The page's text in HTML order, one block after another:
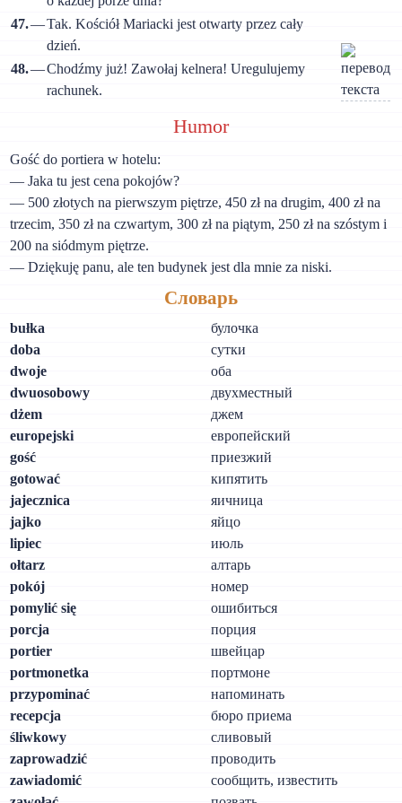
47.—Tak. Kościół Mariacki jest otwarty przez cały
dzień.
48.—Chodźmy już! Zawołaj kelnera! Uregulujemy
rachunek.
Humor
Gość do portiera w hotelu:
— Jaka tu jest cena pokojów?
— 500 złotych na pierwszym piętrze, 450 zł na drugim, 400 zł na
trzecim, 350 zł na czwartym, 300 zł na piątym, 250 zł na szóstym i
200 na siódmym piętrze.
— Dziękuję panu, ale ten budynek jest dla mnie za niski.
Словарь
bułka
doba
dwoje
dwuosobowy
dżem
europejski
gość
gotować
jajecznica
jajko
lipiec
ołtarz
булочка
сутки
оба
двухместный
джем
европейский
приезжий
кипятить
яичница
яйцо
июль
алтарь
pokój
pomylić się
porcja
portier
portmonetka
przypominać
recepcja
śliwkowy
zaprowadzić
zawiadomić
номер
ошибиться
порция
швейцар
портмоне
напоминать
бюро приема
сливовый
проводить
сообщить, известить